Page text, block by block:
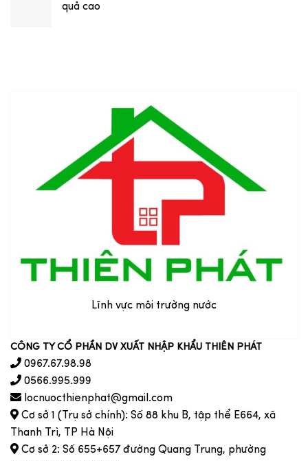
quả cao
Lĩnh vực môi trường nước
CÔNG TY CỔ PHẦN DV XUẤT NHẬP KHẨU THIÊN PHÁT
0967.67.98.98
0566.995.999
locnuocthienphat@gmail.com
Cơ sở 1 (Trụ sở chính): Số 88 khu B, tập thể E664, xã
Thanh Trì, TP Hà Nội
Cơ sở 2: Số 655+657 đường Quang Trung, phường